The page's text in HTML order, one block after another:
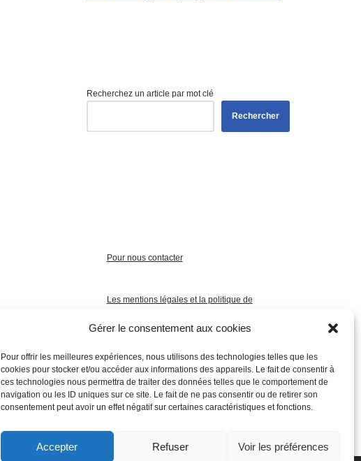
Gérer le consentement aux cookies
Pour offrir les meilleures expériences, nous utilisons des technologies telles que les
cookies pour stocker et/ou accéder aux informations des appareils. Le fait de consentir à
ces technologies nous permettra de traiter des données telles que le comportement de
navigation ou les ID uniques sur ce site. Le fait de ne pas consentir ou de retirer son
consentement peut avoir un effet négatif sur certaines caractéristiques et fonctions.
Accepter Refuser Voir les préférences
Recherchez un article par mot clé
Rechercher
Pour nous contacter
Les mentions légales et la politique de